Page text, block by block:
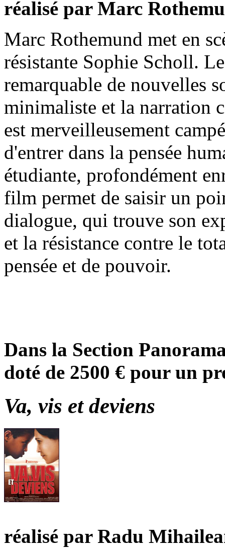
réalisé par Marc
Marc Rothemund met en
résistante Sophie Scholl.
remarquable de nouvelles
minimaliste et la narration
est merveilleusement
d'entrer dans la pensée
étudiante, profondément
film permet de saisir un
dialogue, qui trouve son
et la résistance contre le
pensée et de pouvoir.
Dans la Section
doté de 2500 € pour un
Va, vis et deviens
réalisé par Radu